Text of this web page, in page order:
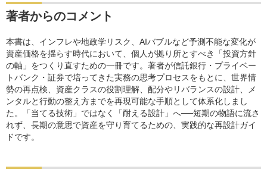
著者からのコメント
本書は、インフレや地政学リスク、AIバブルなど予測不能な変化が
資産価格を揺らす時代において、個人が拠り所とすべき「投資方針
の軸」をつくり直すための一冊です。著者が信託銀行・プライベー
トバンク・証券で培ってきた実務の思考プロセスをもとに、世界情
勢の再点検、資産クラスの役割理解、配分やリバランスの設計、メ
ンタルと行動の整え方までを再現可能な手順として体系化しまし
た。「当てる技術」ではなく「耐える設計」へ──短期の物語に流さ
れず、長期の意思で資産を守り育てるための、実践的な再設計ガイ
ドです。